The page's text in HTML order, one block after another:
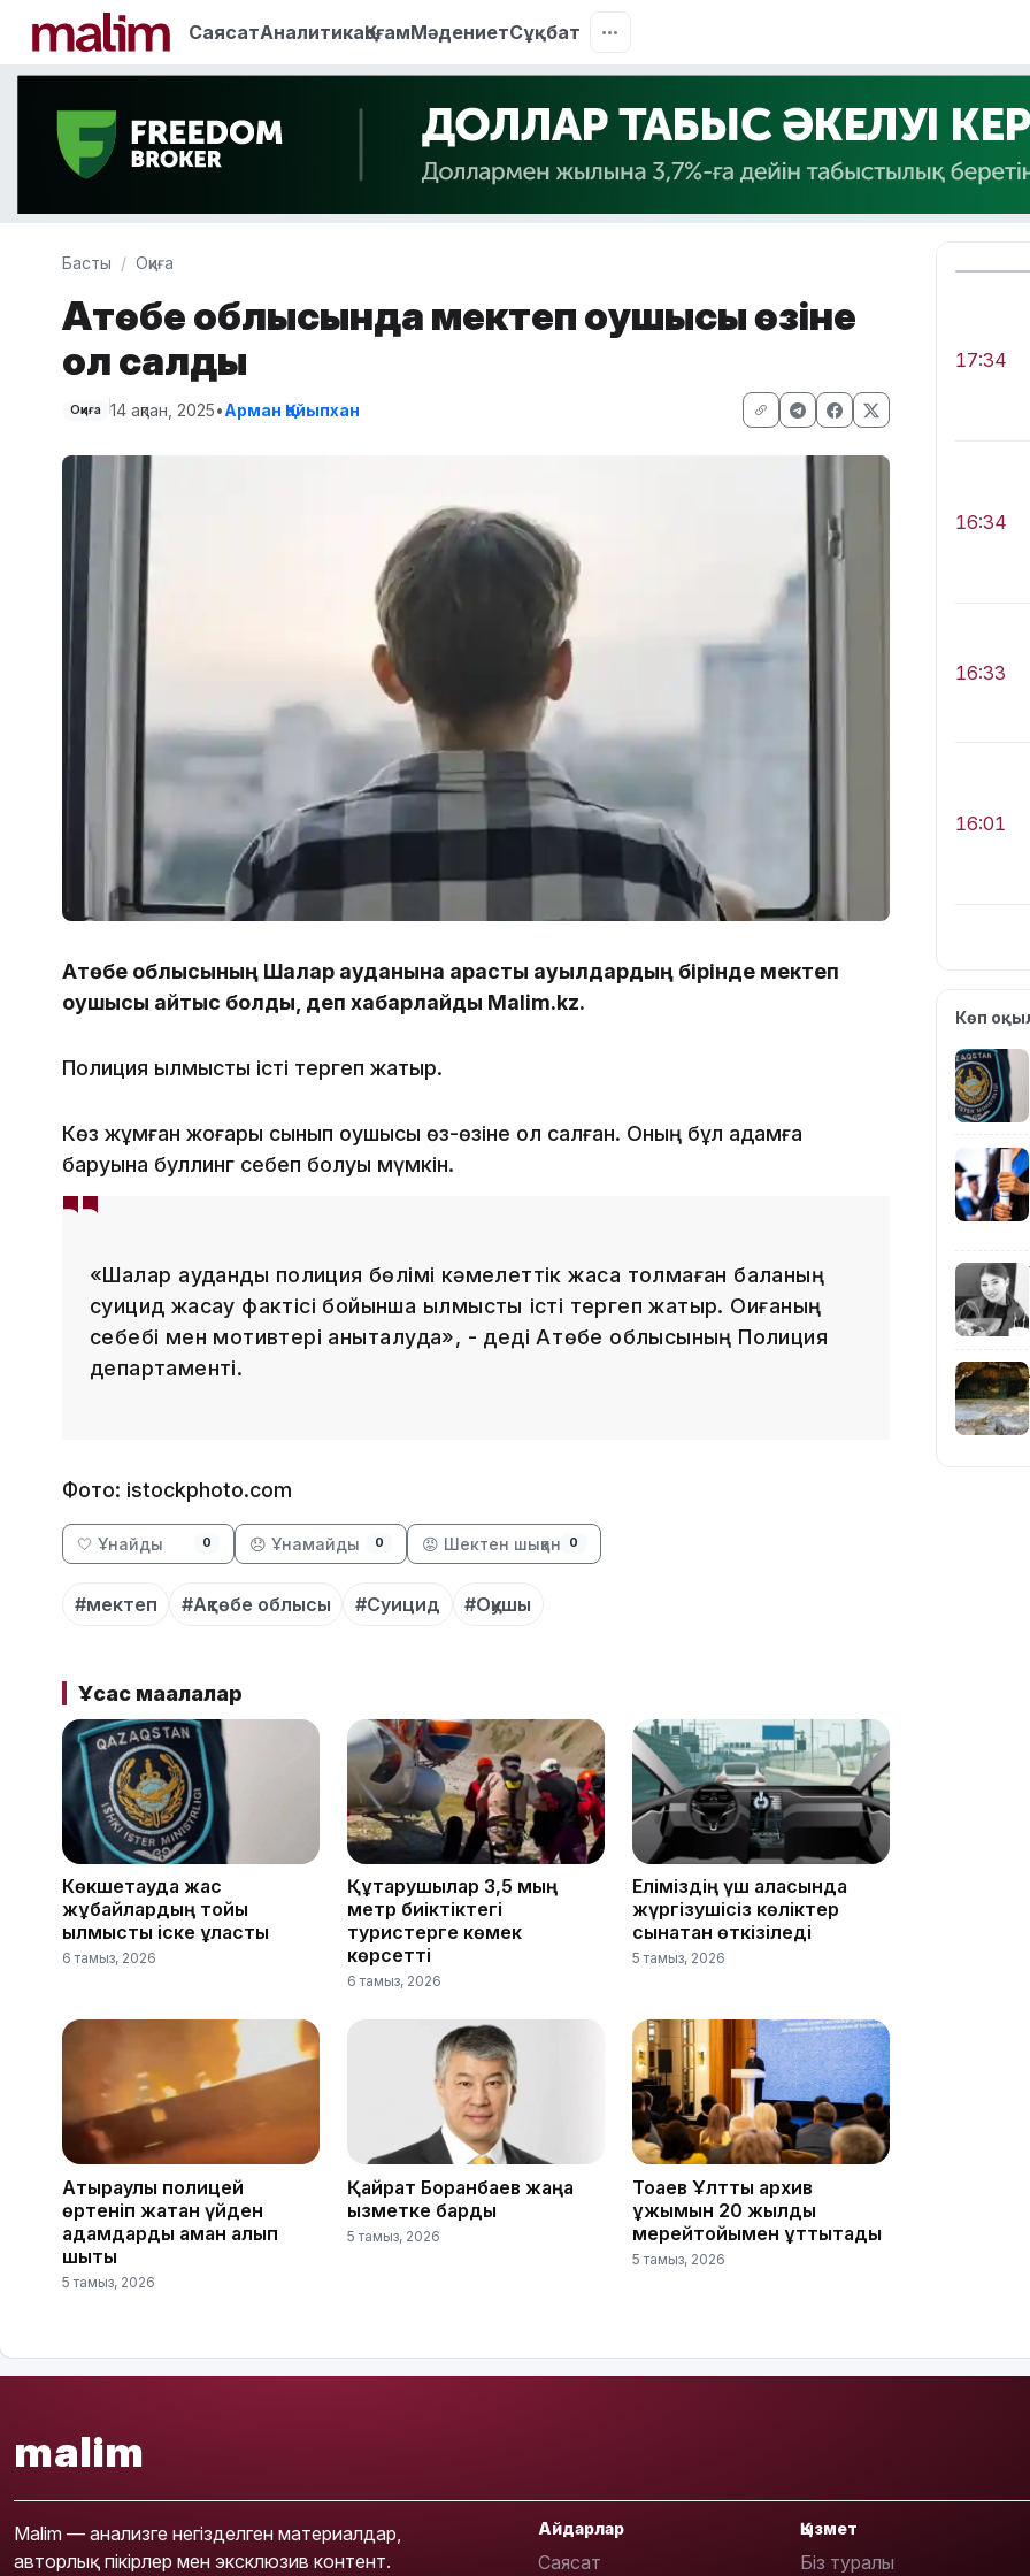
СаясатАналитикаҚоғамМәдениетСұқбат
Басты Оқиға
Ақтөбе облысында мектеп оқушысы өзіне
қол салды
Оқиға 14 ақпан, 2025•Арман Қайыпхан
Ақтөбе облысының Шалқар ауданына қарасты ауылдардың бірінде мектеп
оқушысы қайтыс болды, деп хабарлайды Malim.kz.
Полиция қылмыстық істі тергеп жатыр.
Көз жұмған жоғары сынып оқушысы өз-өзіне қол салған. Оның бұл қадамға
баруына буллинг себеп болуы мүмкін.
«Шалқар аудандық полиция бөлімі кәмелеттік жасқа толмаған баланың
суицид жасау фактісі бойынша қылмыстық істі тергеп жатыр. Оқиғаның
себебі мен мотивтері анықталуда», - деді Ақтөбе облысының Полиция
департаменті.
Фото: istockphoto.com
🤍 Ұнайды 0 😞 Ұнамайды 0 😡 Шектен шыққан 0
#мектеп #Ақтөбе облысы #Суицид #Оқушы
Ұқсас мақалалар
Көкшетауда жас
жұбайлардың тойы
қылмыстық іске ұласты
6 тамыз, 2026
Құтқарушылар 3,5 мың
метр биіктіктегі
туристерге көмек
көрсетті
6 тамыз, 2026
Еліміздің үш қаласында
жүргізушісіз көліктер
сынақтан өткізіледі
5 тамыз, 2026
Атыраулық полицей
өртеніп жатқан үйден
адамдарды аман алып
шықты
5 тамыз, 2026
Қайрат Боранбаев жаңа
қызметке барды
5 тамыз, 2026
Тоқаев Ұлттық архив
ұжымын 20 жылдық
мерейтойымен құттықтады
5 тамыз, 2026
17:34
16:34
16:33
16:01
15:04
14:10
Көп
malim
Malim — анализге негізделген материалдар,
авторлық пікірлер мен эксклюзив контент.
Айдарлар
Саясат
Қызмет
Біз туралы